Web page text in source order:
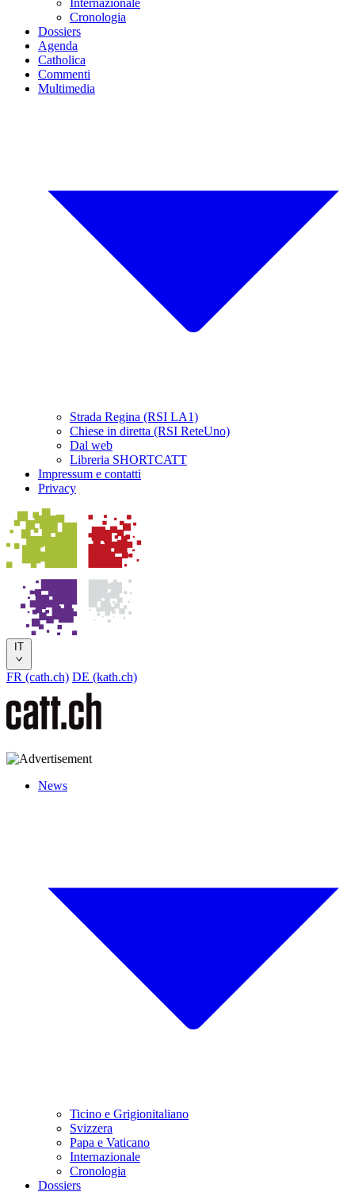
Internazionale
Cronologia
Dossiers
Agenda
Catholica
Commenti
Multimedia
Strada Regina (RSI LA1)
Chiese in diretta (RSI ReteUno)
Dal web
Libreria SHORTCATT
Impressum e contatti
Privacy
IT
FR (cath.ch) DE (kath.ch)
News
Ticino e Grigionitaliano
Svizzera
Papa e Vaticano
Internazionale
Cronologia
Dossiers